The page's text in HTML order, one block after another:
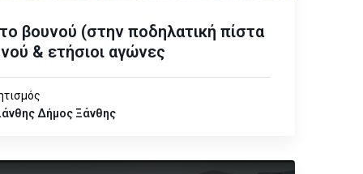
βουνού (στην ποδηλατική πίστα
& ετήσιοι αγώνες
Δήμος Ξάνθης